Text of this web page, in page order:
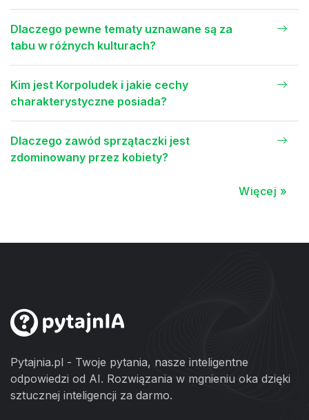
Dlaczego pewne tematy uznawane są za
tabu w różnych kulturach?
Kim jest Korpoludek i jakie cechy
charakterystyczne posiada?
Dlaczego zawód sprzątaczki jest
zdominowany przez kobiety?
Więcej »
Pytajnia.pl - Twoje pytania, nasze inteligentne
odpowiedzi od AI. Rozwiązania w mgnieniu oka dzięki
sztucznej inteligencji za darmo.